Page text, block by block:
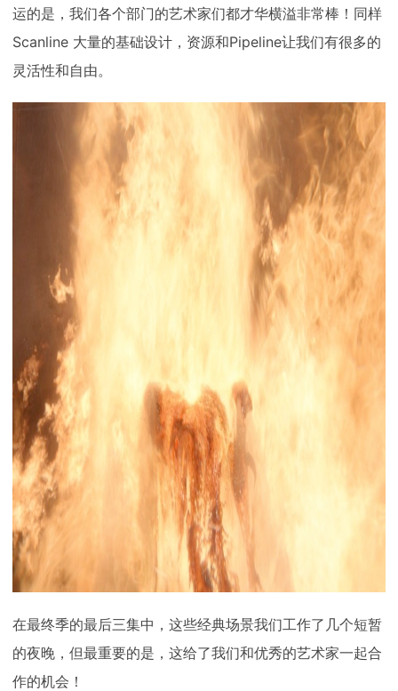
运的是，我们各个部门的艺术家们都才华横溢非常棒！同样
Scanline 大量的基础设计，资源和Pipeline让我们有很多的
灵活性和自由。
在最终季的最后三集中，这些经典场景我们工作了几个短暂
的夜晚，但最重要的是，这给了我们和优秀的艺术家一起合
作的机会！